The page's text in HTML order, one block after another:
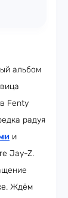
альбом
Fenty
радуя
и
Jay-Z.
Ждём